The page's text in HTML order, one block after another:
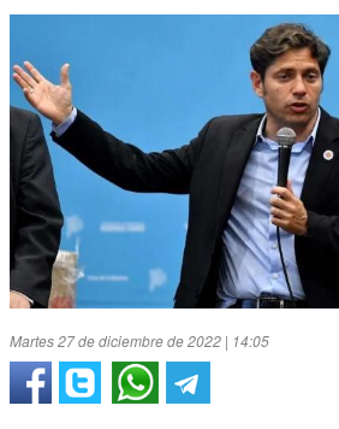
Martes 27 de diciembre de 2022 | 14:05